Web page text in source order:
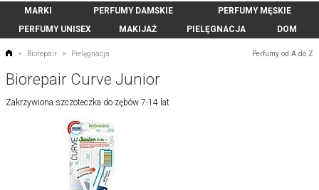
MARKI PERFUMY DAMSKIE
PERFUMY MĘSKIE
PERFUMY UNISEX
MAKIJAŻ PIELĘGNACJA DOM
Perfumy od A do Z
> Biorepair > Pielęgnacja
Biorepair Curve Junior
Zakrzywiona szczoteczka do zębów 7-14 lat